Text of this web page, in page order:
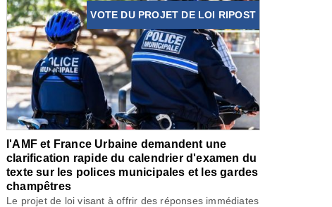
VOTE DU PROJET DE LOI RIPOST
l'AMF et France Urbaine demandent une
clarification rapide du calendrier d'examen du
texte sur les polices municipales et les gardes
champêtres
Le projet de loi visant à offrir des réponses immédiates